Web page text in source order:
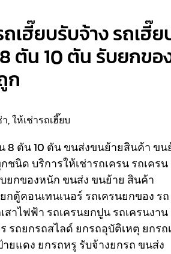
เฮี๊ยบรับจ้าง รถเฮี๊ย
ตัน 10 ตัน รับยกขอ
ก
,ให้เช่ารถเฮี๊ยบ
8 ตัน 10 ตัน ขนส่งขนย้ายสินค้า ขน
ชนิดบริการให้เช่ารถเครน รถเครน
ยกของหนัก ขนส่ง ขนย้าย สินค้า
กตู้คอนเทนเนอร์ รถเครนยกของ รถ
สาไฟฟ้า รถเครนยกปูน รถเครนงาน
รถยกรถสไลด์ ยกรถอุบัติเหตุ ยกรถ
แดง ยกรถหรู รับจ้างยกรถ ขนส่ง